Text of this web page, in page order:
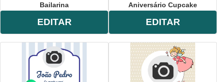
Bailarina
EDITAR
Aniversário Cupcake
EDITAR